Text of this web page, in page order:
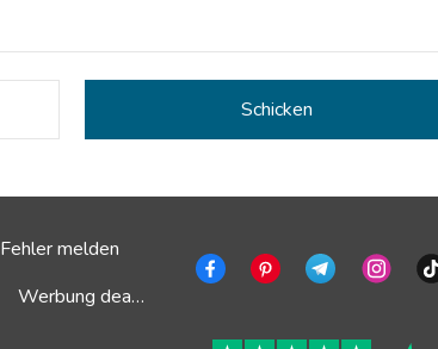
Fehler melden
Werbung deaktivieren